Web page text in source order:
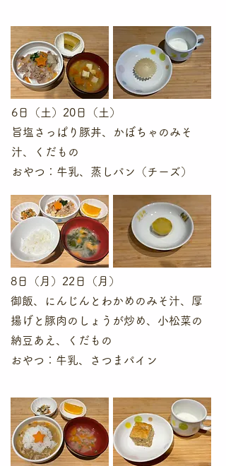
6日（土）20日（土）
旨塩さっぱり豚丼、かぼちゃのみそ
汁、くだもの
​おやつ：牛乳、蒸しパン（チーズ）
8日（月 ）22日（月）
御飯、にんじんとわかめのみそ汁、厚
揚げと豚肉のしょうが炒め、小松菜の
納豆あえ、くだもの
​おやつ：牛乳、さつまパイン